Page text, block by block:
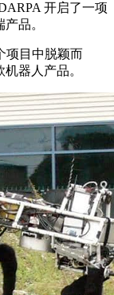
开启了一项
品。
目中脱颖而
器人产品。